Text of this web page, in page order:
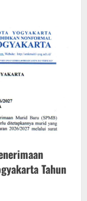
Tahun